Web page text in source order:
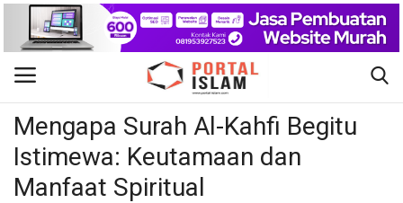
Gabung Daftar
Beranda
Mengapa Surah Al-Kahfi Begitu
Istimewa: Keutamaan dan
Manfaat Spiritual